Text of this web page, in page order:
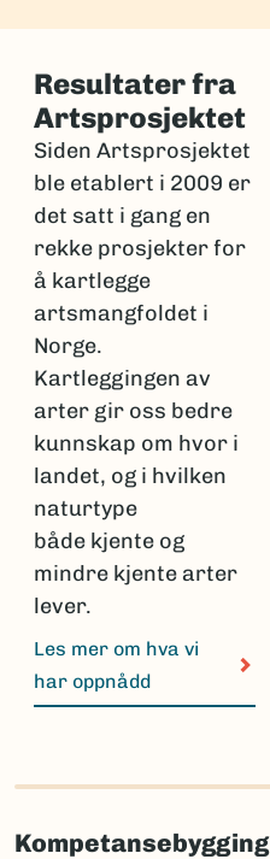
Resultater fra
Artsprosjektet
Siden Artsprosjektet
ble etablert i 2009 er
det satt i gang en
rekke prosjekter for
å kartlegge
artsmangfoldet i
Norge.
Kartleggingen av
arter gir oss bedre
kunnskap om hvor i
landet, og i hvilken
naturtype
både kjente og
mindre kjente arter
lever.
Les mer om hva vi
har oppnådd
Kompetansebygging